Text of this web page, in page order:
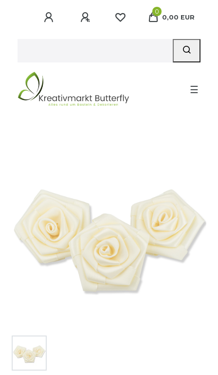
0
0,00 EUR
☰